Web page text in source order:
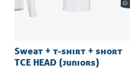
Sweat + t-shirt + short
TCE HEAD (juniors)